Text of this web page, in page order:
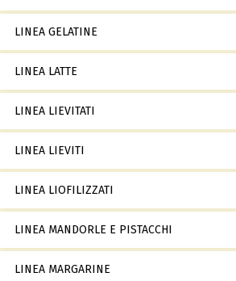
LINEA GELATINE
LINEA LATTE
LINEA LIEVITATI
LINEA LIEVITI
LINEA LIOFILIZZATI
LINEA MANDORLE E PISTACCHI
LINEA MARGARINE